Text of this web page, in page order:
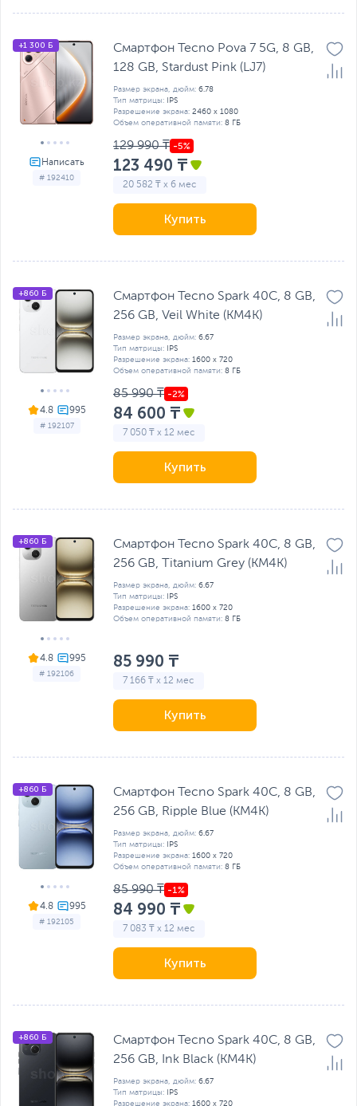
# 192410
+1 300 Б
Смартфон Tecno Pova 7 5G, 8 GB,
128 GB, Stardust Pink (LJ7)
Размер экрана, дюйм: 6.78
Тип матрицы:
IPS
Разрешение экрана: 2460 x 1080
Объем оперативной памяти: 8 ГБ
129 990 ₸
123 490 ₸
20 582 ₸ x 6 мес
Купить
4.8
# 192107
+860 Б
Смартфон Tecno Spark 40C, 8 GB,
256 GB, Veil White (KM4K)
Размер экрана, дюйм: 6.67
Тип матрицы:
IPS
Разрешение экрана: 1600 x 720
Объем оперативной памяти: 8 ГБ
85 990 ₸
84 600 ₸
7 050 ₸ x 12 мес
Купить
4.8
# 192106
+860 Б
Смартфон Tecno Spark 40C, 8 GB,
256 GB, Titanium Grey (KM4K)
Размер экрана, дюйм: 6.67
Тип матрицы:
IPS
Разрешение экрана: 1600 x 720
Объем оперативной памяти: 8 ГБ
85 990 ₸
7 166 ₸ x 12 мес
Купить
4.8
# 192105
+860 Б
Смартфон Tecno Spark 40C, 8 GB,
256 GB, Ripple Blue (KM4K)
Размер экрана, дюйм: 6.67
Тип матрицы:
IPS
Разрешение экрана: 1600 x 720
Объем оперативной памяти: 8 ГБ
85 990 ₸
84 990 ₸
7 083 ₸ x 12 мес
Купить
+860 Б
Смартфон Tecno Spark 40C, 8 GB,
256 GB, Ink Black (KM4K)
Размер экрана, дюйм: 6.67
Тип матрицы:
IPS
Разрешение экрана: 1600 x 720